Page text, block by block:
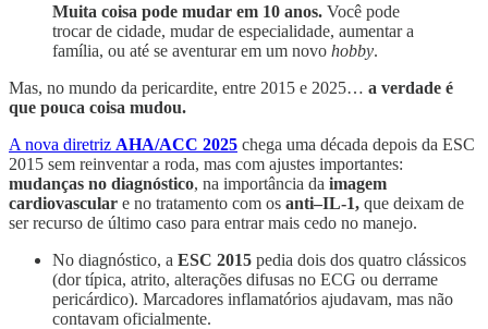
Muita coisa pode mudar em 10 anos. Você pode
trocar de cidade, mudar de especialidade, aumentar a
família, ou até se aventurar em um novo hobby.
Mas, no mundo da pericardite, entre 2015 e 2025… a verdade é
que pouca coisa mudou.
A nova diretriz AHA/ACC 2025 chega uma década depois da ESC
2015 sem reinventar a roda, mas com ajustes importantes:
mudanças no diagnóstico, na importância da imagem
cardiovascular e no tratamento com os anti–IL-1, que deixam de
ser recurso de último caso para entrar mais cedo no manejo.
No diagnóstico, a ESC 2015 pedia dois dos quatro clássicos
(dor típica, atrito, alterações difusas no ECG ou derrame
pericárdico). Marcadores inflamatórios ajudavam, mas não
contavam oficialmente.